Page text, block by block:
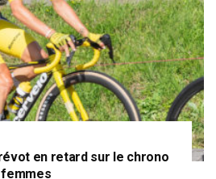
en retard sur le chrono
femmes